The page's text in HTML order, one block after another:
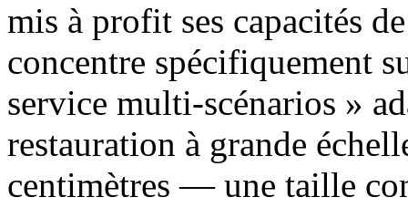
mis à profit ses capacités
concentre spécifiquement
service multi-scénarios »
restauration à grande
centimètres — une taille